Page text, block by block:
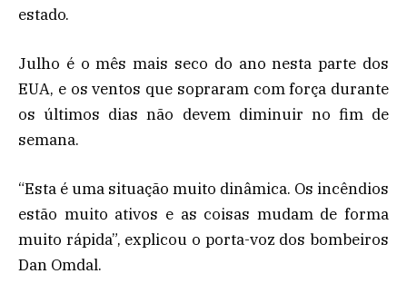
estado.
Julho é o mês mais seco do ano nesta parte dos
EUA, e os ventos que sopraram com força durante
os últimos dias não devem diminuir no fim de
semana.
“Esta é uma situação muito dinâmica. Os incêndios
estão muito ativos e as coisas mudam de forma
muito rápida”, explicou o porta-voz dos bombeiros
Dan Omdal.